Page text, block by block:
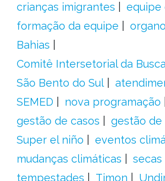
crianças imigrantes
equipe
formação da equipe
Bahias
Comitê Intersetorial da
São Bento do Sul
SEMED
nova programação
gestão de casos
gestão de
Super el niño
eventos
mudanças climáticas
secas
tempestades
Timon